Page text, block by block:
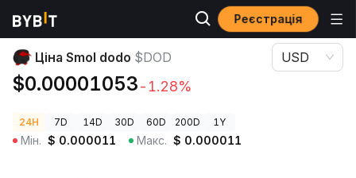
Реєстрація
Ціни криптовалют Ціна Smol dodo $DOD
Ціна Smol dodo $DOD
$0.00001053-1.28%
USD
24H 7D 14D 30D 60D 200D 1Y
Мін. $ 0.000011 Макс. $ 0.000011